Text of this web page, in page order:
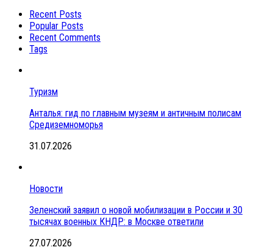
Recent Posts
Popular Posts
Recent Comments
Tags
Туризм
Анталья: гид по главным музеям и античным полисам
Средиземноморья
31.07.2026
Новости
Зеленский заявил о новой мобилизации в России и 30
тысячах военных КНДР: в Москве ответили
27.07.2026